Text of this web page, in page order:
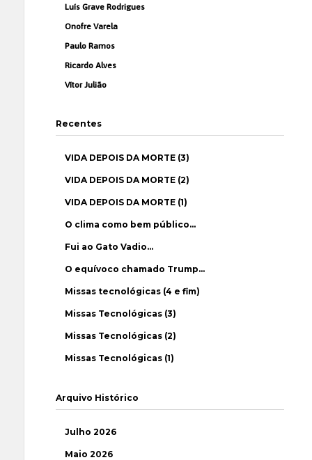
Luís Grave Rodrigues
Onofre Varela
Paulo Ramos
Ricardo Alves
Vítor Julião
Recentes
VIDA DEPOIS DA MORTE (3)
VIDA DEPOIS DA MORTE (2)
VIDA DEPOIS DA MORTE (1)
O clima como bem público…
Fui ao Gato Vadio…
O equívoco chamado Trump…
Missas tecnológicas (4 e fim)
Missas Tecnológicas (3)
Missas Tecnológicas (2)
Missas Tecnológicas (1)
Arquivo Histórico
Julho 2026
Maio 2026